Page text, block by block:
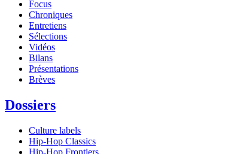
Focus
Chroniques
Entretiens
Sélections
Vidéos
Bilans
Présentations
Brèves
Dossiers
Culture labels
Hip-Hop Classics